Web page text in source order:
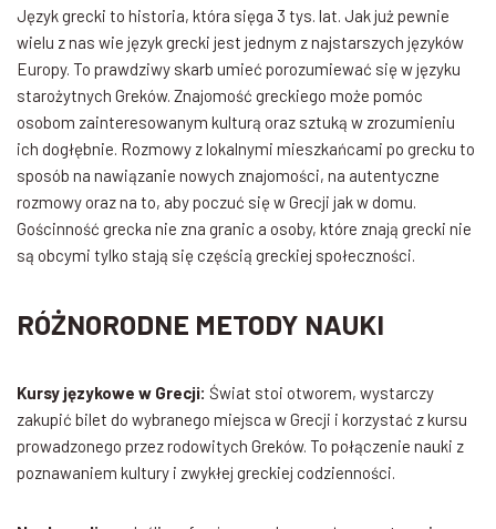
Język grecki to historia, która sięga 3 tys. lat. Jak już pewnie
wielu z nas wie język grecki jest jednym z najstarszych języków
Europy. To prawdziwy skarb umieć porozumiewać się w języku
starożytnych Greków. Znajomość greckiego może pomóc
osobom zainteresowanym kulturą oraz sztuką w zrozumieniu
ich dogłębnie. Rozmowy z lokalnymi mieszkańcami po grecku to
sposób na nawiązanie nowych znajomości, na autentyczne
rozmowy oraz na to, aby poczuć się w Grecji jak w domu.
Gościnność grecka nie zna granic a osoby, które znają grecki nie
są obcymi tylko stają się częścią greckiej społeczności.
RÓŻNORODNE METODY NAUKI
Kursy językowe w Grecji: Świat stoi otworem, wystarczy
zakupić bilet do wybranego miejsca w Grecji i korzystać z kursu
prowadzonego przez rodowitych Greków. To połączenie nauki z
poznawaniem kultury i zwykłej greckiej codzienności.